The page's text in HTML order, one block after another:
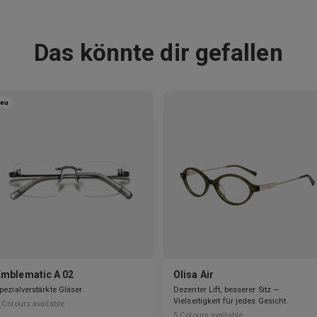
Das könnte dir gefallen
A 02
Gläser
Colours available
Olisa Air
Dezenter Lift, besserer Sitz —
Vielseitigkeit für jedes Gesicht.